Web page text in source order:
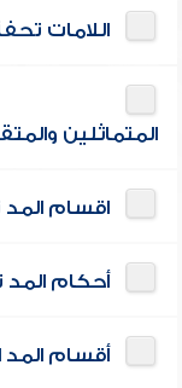
اللامات
المتماثلين
اقسام
أحكام المد
أقسام المد